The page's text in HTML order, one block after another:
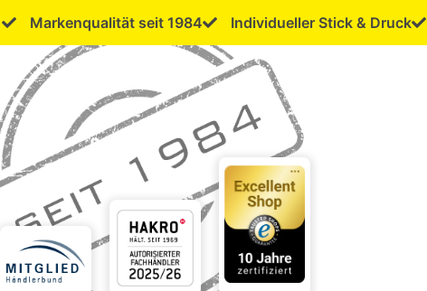
to
content
Markenqualität seit 1984 Individueller Stick & Druck